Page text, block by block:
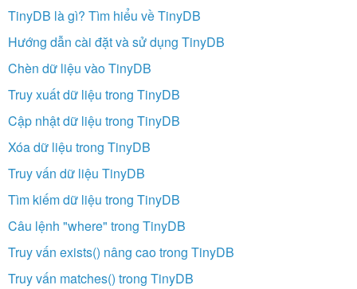
TinyDB là gì? Tìm hiểu về TinyDB
Hướng dẫn cài đặt và sử dụng TinyDB
Chèn dữ liệu vào TinyDB
Truy xuất dữ liệu trong TinyDB
Cập nhật dữ liệu trong TinyDB
Xóa dữ liệu trong TinyDB
Truy vấn dữ liệu TinyDB
Tìm kiếm dữ liệu trong TinyDB
Câu lệnh "where" trong TinyDB
Truy vấn exists() nâng cao trong TinyDB
Truy vấn matches() trong TinyDB